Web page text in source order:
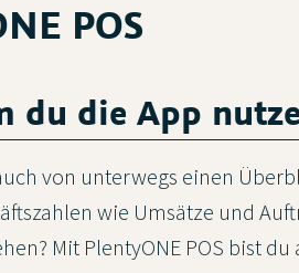
POS
du die App
von unterwegs einen
wie Umsätze und
Mit PlentyONE POS bist